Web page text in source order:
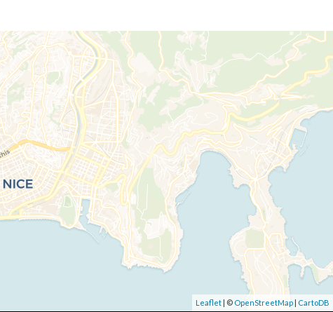
Leaflet | © OpenStreetMap | CartoDB